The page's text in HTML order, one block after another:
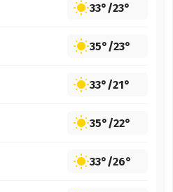
33°/23°
35°/23°
33°/21°
35°/22°
33°/26°